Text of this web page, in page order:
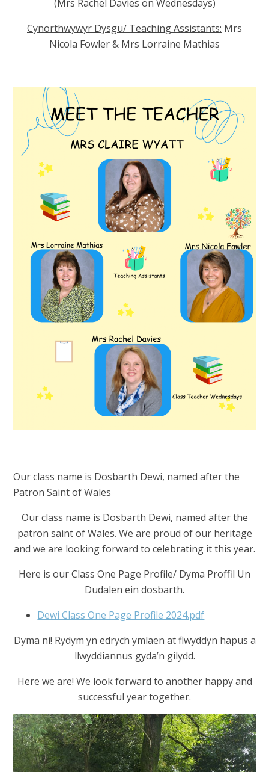
(Mrs Rachel Davies on Wednesdays)
Cynorthwywyr Dysgu/ Teaching Assistants: Mrs
Nicola Fowler & Mrs Lorraine Mathias
Our class name is Dosbarth Dewi, named after the
Patron Saint of Wales
Our class name is Dosbarth Dewi, named after the
patron saint of Wales. We are proud of our heritage
and we are looking forward to celebrating it this year.
Here is our Class One Page Profile/ Dyma Proffil Un
Dudalen ein dosbarth.
Dewi Class One Page Profile 2024.pdf
Dyma ni! Rydym yn edrych ymlaen at flwyddyn hapus a
llwyddiannus gyda’n gilydd.
Here we are! We look forward to another happy and
successful year together.